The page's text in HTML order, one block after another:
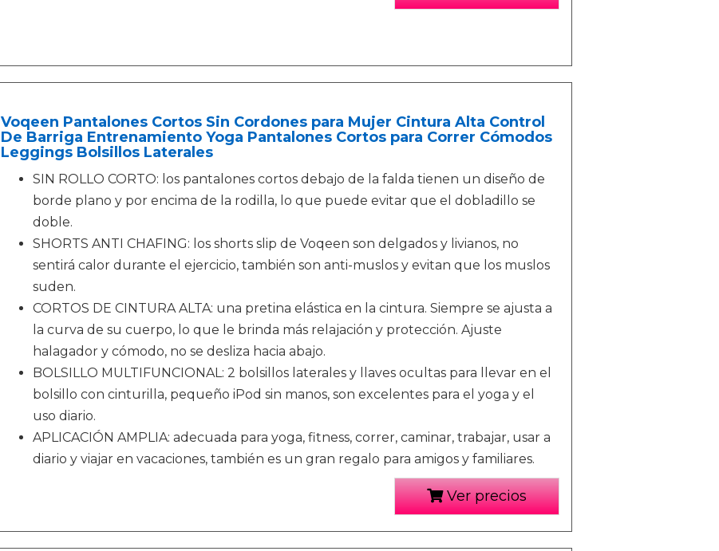
Voqeen Pantalones Cortos Sin Cordones para Mujer Cintura Alta Control
De Barriga Entrenamiento Yoga Pantalones Cortos para Correr Cómodos
Leggings Bolsillos Laterales
SIN ROLLO CORTO: los pantalones cortos debajo de la falda tienen un diseño de
borde plano y por encima de la rodilla, lo que puede evitar que el dobladillo se
doble.
SHORTS ANTI CHAFING: los shorts slip de Voqeen son delgados y livianos, no
sentirá calor durante el ejercicio, también son anti-muslos y evitan que los muslos
suden.
CORTOS DE CINTURA ALTA: una pretina elástica en la cintura. Siempre se ajusta a
la curva de su cuerpo, lo que le brinda más relajación y protección. Ajuste
halagador y cómodo, no se desliza hacia abajo.
BOLSILLO MULTIFUNCIONAL: 2 bolsillos laterales y llaves ocultas para llevar en el
bolsillo con cinturilla, pequeño iPod sin manos, son excelentes para el yoga y el
uso diario.
APLICACIÓN AMPLIA: adecuada para yoga, fitness, correr, caminar, trabajar, usar a
diario y viajar en vacaciones, también es un gran regalo para amigos y familiares.
Ver precios